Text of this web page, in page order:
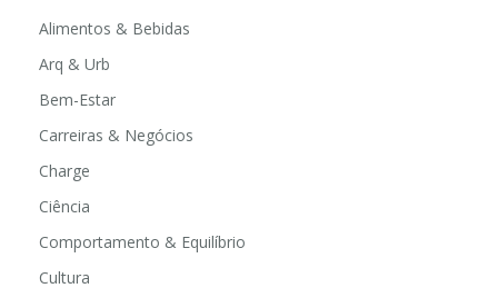
Alimentos & Bebidas
Arq & Urb
Bem-Estar
Carreiras & Negócios
Charge
Ciência
Comportamento & Equilíbrio
Cultura